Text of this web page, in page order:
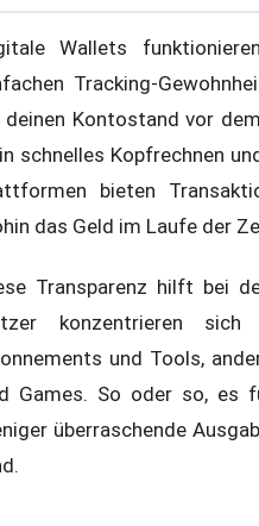
Wallets
Tracking-
deinen Kontostand vor
schnelles Kopfrechnen
bieten
das Geld im Laufe der
Transparenz hilft bei
konzentrieren
und Tools,
Games. So oder so, es
überraschende